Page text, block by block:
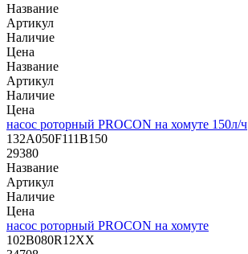
Название
Артикул
Наличие
Цена
Название
Артикул
Наличие
Цена
насос роторный PROCON на хомуте 150л/ч
132A050F111B150
29380
Название
Артикул
Наличие
Цена
насос роторный PROCON на хомуте
102B080R12XX